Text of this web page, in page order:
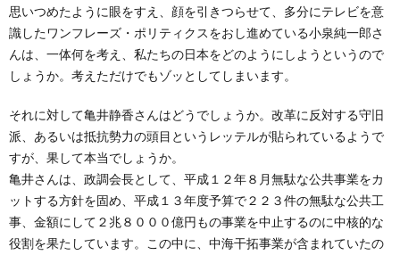
思いつめたように眼をすえ、顔を引きつらせて、多分にテレビを意
識したワンフレーズ・ポリティクスをおし進めている小泉純一郎さ
んは、一体何を考え、私たちの日本をどのようにしようというので
しょうか。考えただけでもゾッとしてしまいます。
それに対して亀井静香さんはどうでしょうか。改革に反対する守旧
派、あるいは抵抗勢力の頭目というレッテルが貼られているようで
すが、果して本当でしょうか。
亀井さんは、政調会長として、平成１２年８月無駄な公共事業をカ
ットする方針を固め、平成１３年度予算で２２３件の無駄な公共工
事、金額にして２兆８０００億円もの事業を中止するのに中核的な
役割を果たしています。この中に、中海干拓事業が含まれていたの